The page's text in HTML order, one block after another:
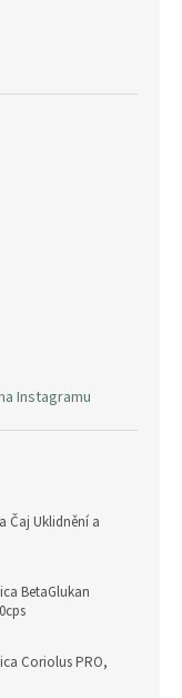
Instagramu
Čaj Uklidnění a
BetaGlukan
Coriolus PRO,